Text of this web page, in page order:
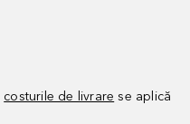
costurile de livrare se aplică